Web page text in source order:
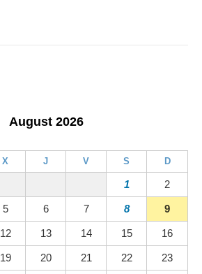
August 2026
X J V S D
1 2
5 6 7 8 9
12 13 14 15 16
19 20 21 22 23